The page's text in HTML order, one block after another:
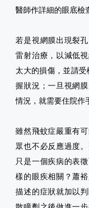
醫師作詳細的眼底檢
若是視網膜出現裂
雷射治療，以減低
太大的損傷，並請
握狀況；一旦視網
情況，就需要住院作
雖然飛蚊症嚴重有
眾也不必反應過度
只是一個疾病的表
樣的眼疾相關？蕭
描述的症狀就加以